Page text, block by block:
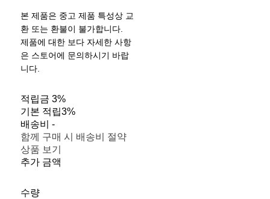
본 제품은 중고 제품 특성상 교
환 또는 환불이 불가합니다.
제품에 대한 보다 자세한 사항
은 스토어에 문의하시기 바랍
니다.
적립금 3%
기본 적립3%
배송비 -
함께 구매 시 배송비 절약
상품 보기
추가 금액
수량